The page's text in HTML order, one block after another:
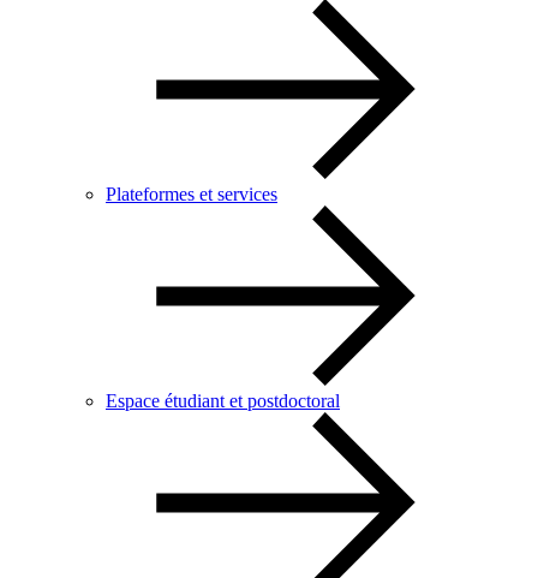
Plateformes et services
Espace étudiant et postdoctoral